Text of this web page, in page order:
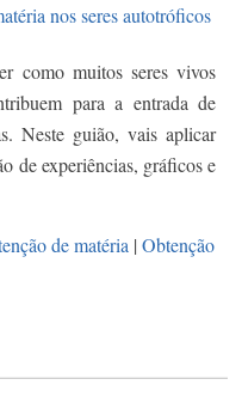
nos seres autotróficos
como muitos seres vivos
para a entrada de
Neste guião, vais aplicar
de experiências, gráficos e
de matéria |Obtenção